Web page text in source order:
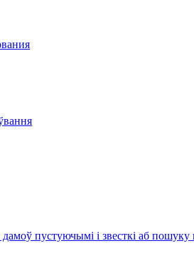
пустуючымі і звесткі аб